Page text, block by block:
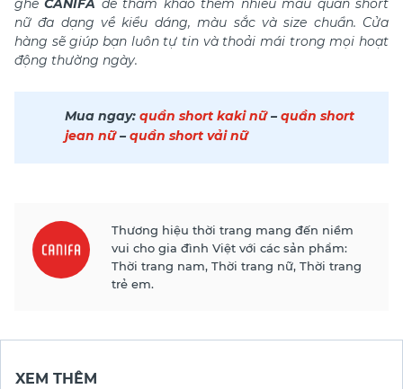
ghéCANIFA để tham khảo thêm nhiều mẫu quần short
nữ đa dạng về kiểu dáng, màu sắc và size chuẩn. Cửa
hàng sẽ giúp bạn luôn tự tin và thoải mái trong mọi hoạt
động thường ngày.
Mua ngay: quần short kaki nữ– quần short
jean nữ– quần short vải nữ
Thương hiệu thời trang mang đến niềm
vui cho gia đình Việt với các sản phẩm:
Thời trang nam, Thời trang nữ, Thời trang
trẻ em.
XEM THÊM